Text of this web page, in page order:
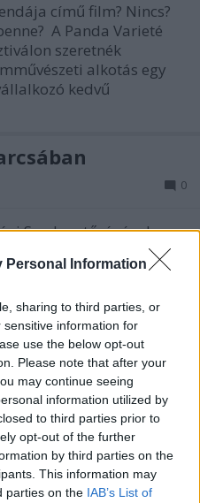
Personal Information
sharing to third parties, or
information for
use the below opt-out
Please note that after your
may continue seeing
information utilized by
to third parties prior to
opt-out of the further
by third parties on the
This information may
parties on the IAB’s List of
című film? Nincs?
A Panda Varieté
szeretnék
alkotás egy
kedvű
0
Szerkesztőségének
Azokról. akik
és itt maradtak.
sem méltóságos
parancsoló módon.
az utcán és a